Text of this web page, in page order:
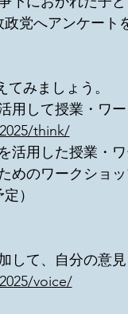
党へアンケー
てみましょう。
用して授業・ワ
think/
活用した授業・
めのワークショ
）
して、自分の意
voice/